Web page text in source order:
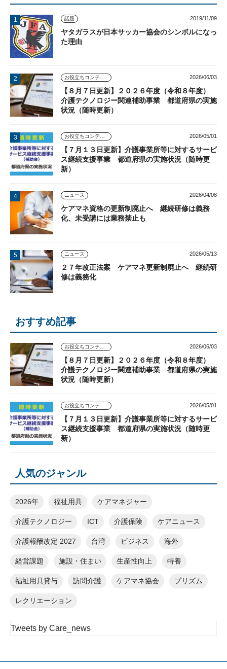
話題 2019/11/09
ヤタガラスが日本サッカー協会のシンボルになっ
た理由
お役立ちコンテンツ 2026/06/03
【８月７日更新】２０２６年度（令和８年度）
介護テクノロジー関連補助事業 都道府県の実施
状況（随時更新）
お役立ちコンテンツ 2026/05/01
【７月１３日更新】介護事業所等に対するサービ
ス継続支援事業 都道府県の実施状況（随時更
新）
ニュース 2026/04/08
ケアマネ資格の更新制廃止へ 継続研修は義務
化、未受講には業務禁止も
ニュース 2026/05/13
２７年改正法案 ケアマネ更新制廃止へ 継続研
修は義務化
おすすめ記事
お役立ちコンテンツ 2026/06/03
【８月７日更新】２０２６年度（令和８年度）
介護テクノロジー関連補助事業 都道府県の実施
状況（随時更新）
お役立ちコンテンツ 2026/05/01
【７月１３日更新】介護事業所等に対するサービ
ス継続支援事業 都道府県の実施状況（随時更
新）
人気のジャンル
2026年 福祉用具 ケアマネジャー
介護テクノロジー ICT 介護保険 ケアニュース
介護報酬改定 2027 台湾 ビジネス 海外
経営課題 施設・住まい 生産性向上 特養
福祉用具貸与 訪問介護 ケアマネ協会 プリズム
レクリエーション
Tweets by Care_news